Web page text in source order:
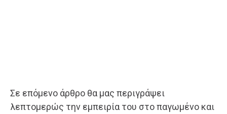
Σε επόμενο άρθρο θα μας περιγράψει
λεπτομερώς την εμπειρία του στο παγωμένο και